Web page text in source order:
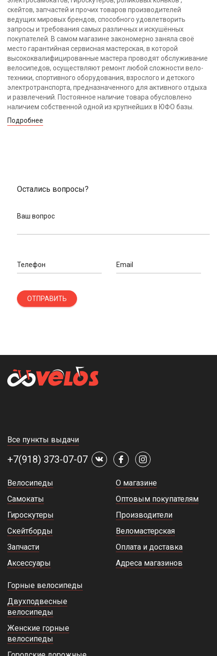
скейтов, запчастей и прочих товаров производителей
ведущих мировых брендов, способного удовлетворить
запросы и требования самых различных и искушённых
покупателей. В самом магазине закономерно заняла своё
место гарантийная сервисная мастерская, в которой
высококвалифицированные мастера проводят обслуживание
велосипедов, осуществляют ремонт любой сложности вело-
техники, спортивного оборудования, взрослого и детского
электротранспорта, предназначенного для активного отдыха
и развлечений. Постоянное наличие товара обусловлено
наличием собственной одной из крупнейших в ЮФО базы.
Подробнее
Остались вопросы?
Ваш вопрос
Телефон Email
ОТПРАВИТЬ
Все пункты выдачи
+7(918) 373-07-07
Велосипеды
Самокаты
Гироскутеры
Скейтборды
Запчасти
Аксессуары
О магазине
Оптовым покупателям
Производители
Веломастерская
Оплата и доставка
Адреса магазинов
Горные велосипеды
Двухподвесные
велосипеды
Женские горные
велосипеды